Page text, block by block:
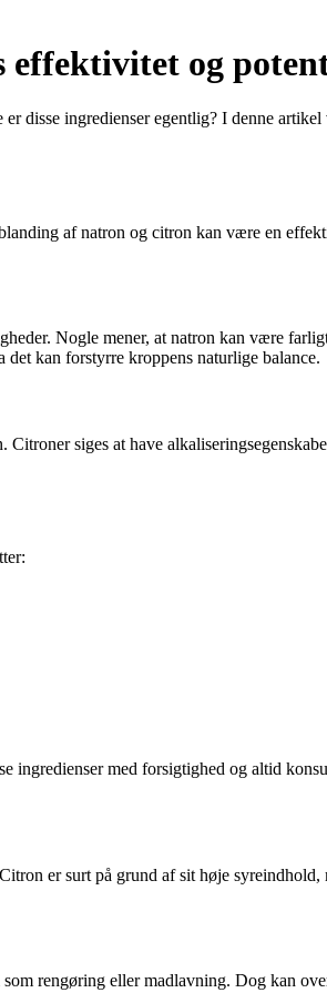
effektivitet og
disse ingredienser egentlig? I denne
af natron og citron kan være en
Nogle mener, at natron kan være
kan forstyrre kroppens naturlige balance.
siges at have
ingredienser med forsigtighed og altid
er surt på grund af sit høje syreindhold,
rengøring eller madlavning. Dog kan